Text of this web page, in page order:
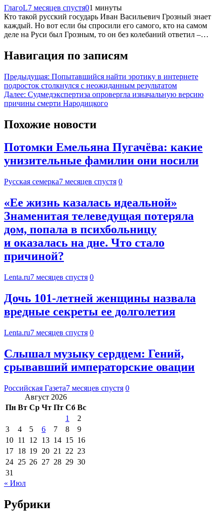
ГлагоL7 месяцев спустя01 минуты
Кто такой русский государь Иван Васильевич Грозный знает
каждый. Но вот если бы спросили его самого, кто на самом
деле на Руси был Грозным, то он без колебаний ответил –…
Навигация по записям
Предыдущая: Попытавшийся найти эротику в интернете
подросток столкнулся с неожиданным результатом
Далее: Судмедэкспертиза опровергла изначальную версию
причины смерти Народицкого
Похожие новости
Потомки Емельяна Пугачёва: какие
унизительные фамилии они носили
Русская семерка7 месяцев спустя 0
«Ее жизнь казалась идеальной»
Знаменитая телеведущая потеряла
дом, попала в психбольницу
и оказалась на дне. Что стало
причиной?
Lenta.ru7 месяцев спустя 0
Дочь 101-летней женщины назвала
вредные секреты ее долголетия
Lenta.ru7 месяцев спустя 0
Слышал музыку сердцем: Гений,
срывавший императорские овации
Российская Газета7 месяцев спустя 0
Август 2026
Пн Вт Ср Чт Пт Сб Вс
1
2
3
4 5 6 7 8
9
10 11 12 13 14 15 16
17 18 19 20 21 22 23
24 25 26 27 28 29 30
31
« Июл
Рубрики